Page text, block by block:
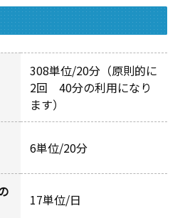
308単位/20分（原則的に
2回 40分の利用になり
ます）
6単位/20分
17単位/日